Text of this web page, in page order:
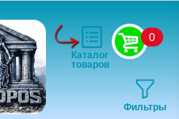
0
Фильтры
Каталог
товаров